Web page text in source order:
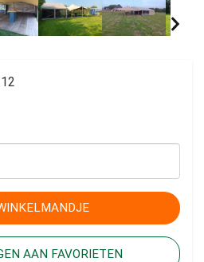
AAN FAVORIETEN